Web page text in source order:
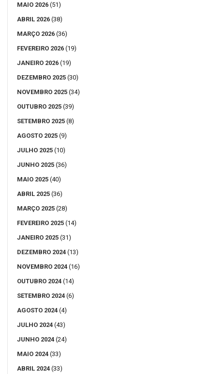
MAIO 2026 (51)
ABRIL 2026 (38)
MARÇO 2026 (36)
FEVEREIRO 2026 (19)
JANEIRO 2026 (19)
DEZEMBRO 2025 (30)
NOVEMBRO 2025 (34)
OUTUBRO 2025 (39)
SETEMBRO 2025 (8)
AGOSTO 2025 (9)
JULHO 2025 (10)
JUNHO 2025 (36)
MAIO 2025 (40)
ABRIL 2025 (36)
MARÇO 2025 (28)
FEVEREIRO 2025 (14)
JANEIRO 2025 (31)
DEZEMBRO 2024 (13)
NOVEMBRO 2024 (16)
OUTUBRO 2024 (14)
SETEMBRO 2024 (6)
AGOSTO 2024 (4)
JULHO 2024 (43)
JUNHO 2024 (24)
MAIO 2024 (33)
ABRIL 2024 (33)